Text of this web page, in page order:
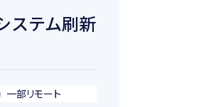
ステム刷新
一部リモート